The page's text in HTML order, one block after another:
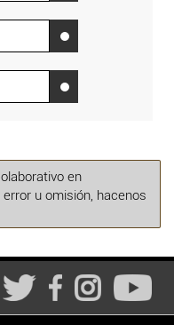
‌
‌
en
u omisión, hacenos